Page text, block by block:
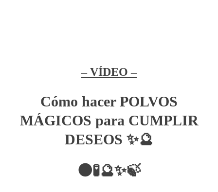
– VÍDEO –
Cómo hacer POLVOS
MÁGICOS para CUMPLIR
DESEOS ✨🔮
🌑🧪🔮✨🍃